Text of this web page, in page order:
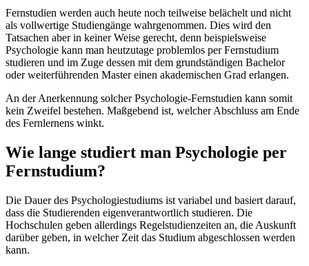
Fernstudien werden auch heute noch teilweise belächelt und nicht
als vollwertige Studiengänge wahrgenommen. Dies wird den
Tatsachen aber in keiner Weise gerecht, denn beispielsweise
Psychologie kann man heutzutage problemlos per Fernstudium
studieren und im Zuge dessen mit dem grundständigen Bachelor
oder weiterführenden Master einen akademischen Grad erlangen.
An der Anerkennung solcher Psychologie-Fernstudien kann somit
kein Zweifel bestehen. Maßgebend ist, welcher Abschluss am Ende
des Fernlernens winkt.
Wie lange studiert man Psychologie per
Fernstudium?
Die Dauer des Psychologiestudiums ist variabel und basiert darauf,
dass die Studierenden eigenverantwortlich studieren. Die
Hochschulen geben allerdings Regelstudienzeiten an, die Auskunft
darüber geben, in welcher Zeit das Studium abgeschlossen werden
kann.